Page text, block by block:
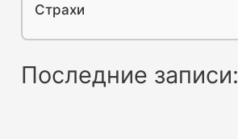
Страхи
Последние записи: